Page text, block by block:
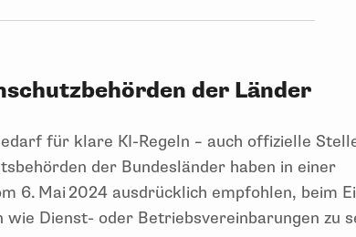
der Länder
für klare KI-Regeln – auch offizielle
der Bundesländer haben in einer
6. Mai 2024 ausdrücklich empfohlen, beim
Dienst- oder Betriebsvereinbarungen zu